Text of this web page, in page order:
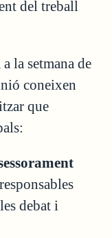
del treball
la setmana de
coneixen
que
debat i